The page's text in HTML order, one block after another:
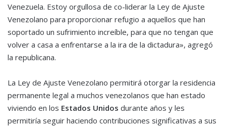
Venezuela. Estoy orgullosa de co-liderar la Ley de Ajuste
Venezolano para proporcionar refugio a aquellos que han
soportado un sufrimiento increíble, para que no tengan que
volver a casa a enfrentarse a la ira de la dictadura», agregó
la republicana.
La Ley de Ajuste Venezolano permitirá otorgar la residencia
permanente legal a muchos venezolanos que han estado
viviendo en los Estados Unidos durante años y les
permitiría seguir haciendo contribuciones significativas a sus